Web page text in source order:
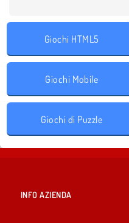
Giochi HTML5
Giochi Mobile
Giochi di Puzzle
INFO AZIENDA